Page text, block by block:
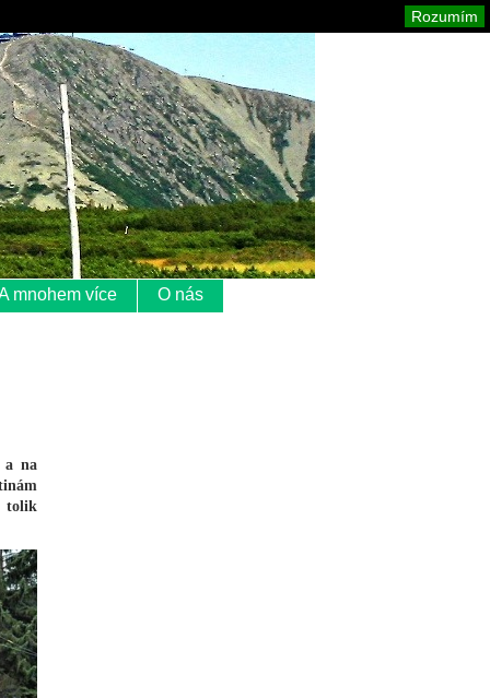
mnohem více O nás
a na
tolik
Rozumím